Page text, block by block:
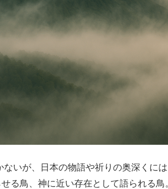
いが、日本の物語や祈りの奥深くに
る鳥、神に近い存在として語られる鳥